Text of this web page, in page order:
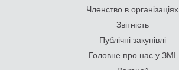
Членство в організаціях
Звітність
Публічні закупівлі
Головне про нас у ЗМІ